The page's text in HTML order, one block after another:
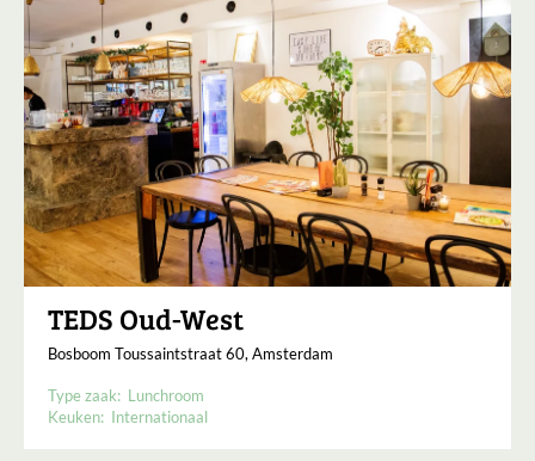
TEDS Oud-West
Bosboom Toussaintstraat 60, Amsterdam
Type zaak: Lunchroom
Keuken: Internationaal